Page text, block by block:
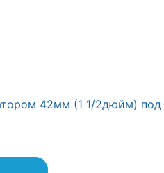
42мм (1 1/2дюйм)